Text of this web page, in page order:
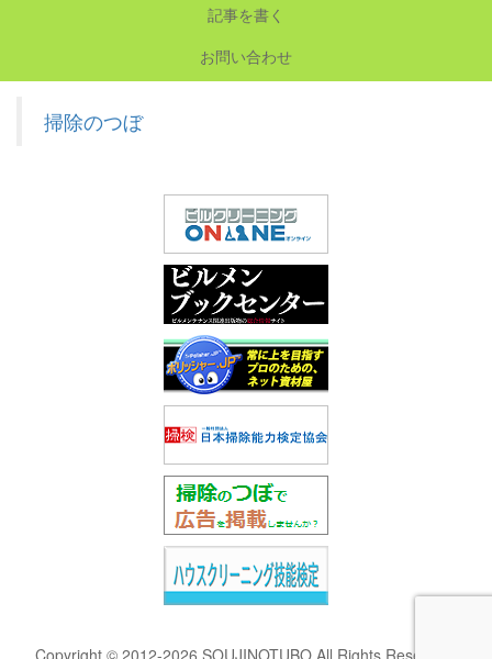
記事を書く
お問い合わせ
掃除のつぼ
Copyright © 2012-2026 SOUJINOTUBO All Rights Reserved.